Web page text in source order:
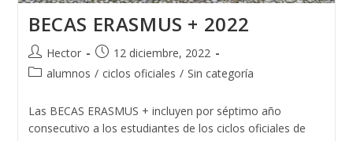
BECAS ERASMUS + 2022
Autor
de
Hector
Publicación
de
12 diciembre, 2022
Categoría
la
alumnos / ciclos oficiales / Sin categoría
Las BECAS ERASMUS + incluyen por séptimo año
consecutivo a los estudiantes de los ciclos oficiales de